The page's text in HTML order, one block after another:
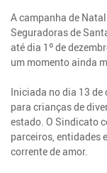
A campanha de
Seguradoras de
até dia 1º de
um momento ainda
Iniciada no dia 13
para crianças de
estado. O Sindicato
parceiros, entidades
corrente de amor.